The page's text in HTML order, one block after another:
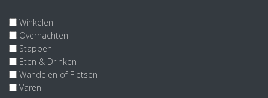
Winkelen
Overnachten
Stappen
Eten & Drinken
Wandelen of Fietsen
Varen